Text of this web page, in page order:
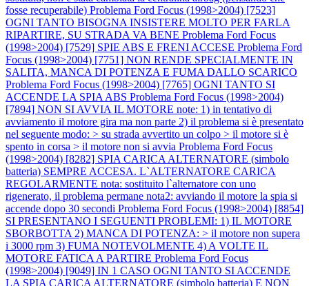
fosse recuperabile) Problema Ford Focus (1998>2004) [7523]
OGNI TANTO BISOGNA INSISTERE MOLTO PER FARLA
RIPARTIRE, SU STRADA VA BENE Problema Ford Focus
(1998>2004) [7529] SPIE ABS E FRENI ACCESE Problema Ford
Focus (1998>2004) [7751] NON RENDE SPECIALMENTE IN
SALITA, MANCA DI POTENZA E FUMA DALLO SCARICO
Problema Ford Focus (1998>2004) [7765] OGNI TANTO SI
ACCENDE LA SPIA ABS Problema Ford Focus (1998>2004)
[7894] NON SI AVVIA IL MOTORE note: 1) in tentativo di
avviamento il motore gira ma non parte 2) il problema si è presentato
nel seguente modo: > su strada avvertito un colpo > il motore si è
spento in corsa > il motore non si avvia Problema Ford Focus
(1998>2004) [8282] SPIA CARICA ALTERNATORE (simbolo
batteria) SEMPRE ACCESA. L`ALTERNATORE CARICA
REGOLARMENTE nota: sostituito l`alternatore con uno
rigenerato, il problema permane nota2: avviando il motore la spia si
accende dopo 30 secondi Problema Ford Focus (1998>2004) [8854]
SI PRESENTANO I SEGUENTI PROBLEMI: 1) IL MOTORE
SBORBOTTA 2) MANCA DI POTENZA: > il motore non supera
i 3000 rpm 3) FUMA NOTEVOLMENTE 4) A VOLTE IL
MOTORE FATICA A PARTIRE Problema Ford Focus
(1998>2004) [9049] IN 1 CASO OGNI TANTO SI ACCENDE
LA SPIA CARICA ALTERNATORE (simbolo batteria) E NON